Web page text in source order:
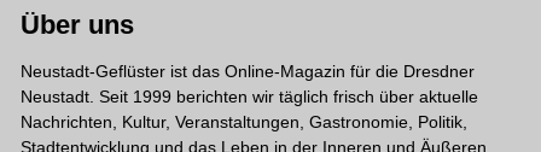
Über uns
Neustadt-Geflüster ist das Online-Magazin für die Dresdner
Neustadt. Seit 1999 berichten wir täglich frisch über aktuelle
Nachrichten, Kultur, Veranstaltungen, Gastronomie, Politik,
Stadtentwicklung und das Leben in der Inneren und Äußeren